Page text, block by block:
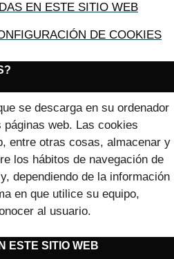
EN ESTE SITIO WEB
DE COOKIES
se descarga en su ordenador
web. Las cookies
entre otras cosas, almacenar y
los hábitos de navegación de
dependiendo de la información
en que utilice su equipo,
al usuario.
ESTE SITIO WEB